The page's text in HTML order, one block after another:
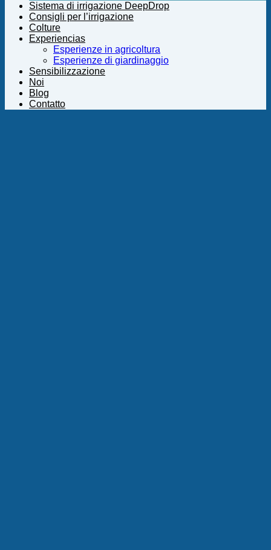
Sistema di irrigazione DeepDrop
Consigli per l’irrigazione
Colture
Experiencias
Esperienze in agricoltura
Esperienze di giardinaggio
Sensibilizzazione
Noi
Blog
Contatto